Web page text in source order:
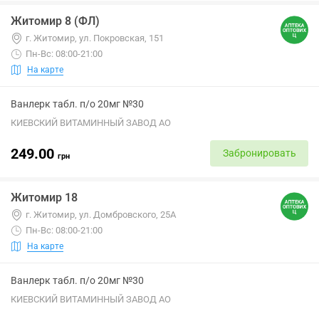
Житомир 8 (ФЛ)
г. Житомир, ул. Покровская, 151
Пн-Вс: 08:00-21:00
На карте
Ванлерк табл. п/о 20мг №30
КИЕВСКИЙ ВИТАМИННЫЙ ЗАВОД АО
249.00 грн Забронировать
Житомир 18
г. Житомир, ул. Домбровского, 25А
Пн-Вс: 08:00-21:00
На карте
Ванлерк табл. п/о 20мг №30
КИЕВСКИЙ ВИТАМИННЫЙ ЗАВОД АО